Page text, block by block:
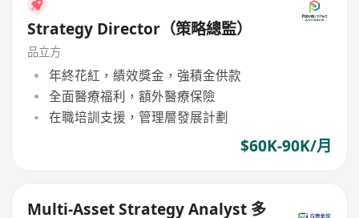
Strategy Director（策略總監）
品立方
年終花紅，績效獎金，強積金供款
全面醫療福利，額外醫療保險
在職培訓支援，管理層發展計劃
$60K-90K/月
Multi-Asset Strategy Analyst 多